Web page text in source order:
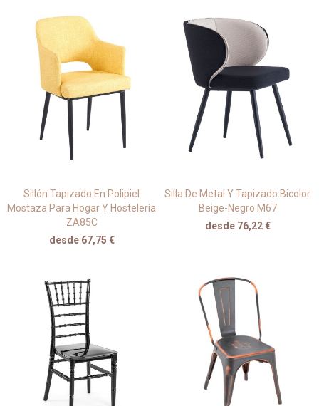
Sillón Tapizado En Polipiel
Mostaza Para Hogar Y Hostelería
ZA85C
desde 67,75 €
Silla De Metal Y Tapizado Bicolor
Beige-Negro M67
desde 76,22 €